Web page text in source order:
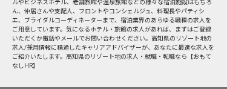
ルやビジネスホテル、老舗旅館や温泉旅館などの様々な宿泊施設はもちろ
ん、仲居さんや支配人、フロントやコンシェルジュ、料理長やパティシ
エ、ブライダルコーディネーターまで、宿泊業界のあらゆる職種の求人を
ご用意しています。気になるホテル・旅館の求人があれば、まずはご登録
いただくか電話やメールでお問い合わせください。高知県のリゾート地の
求人/採用情報に精通したキャリアアドバイザーが、あなたに最適な求人を
ご紹介いたします。高知県のリゾート地の求人・就職・転職なら【おもて
なしHR】